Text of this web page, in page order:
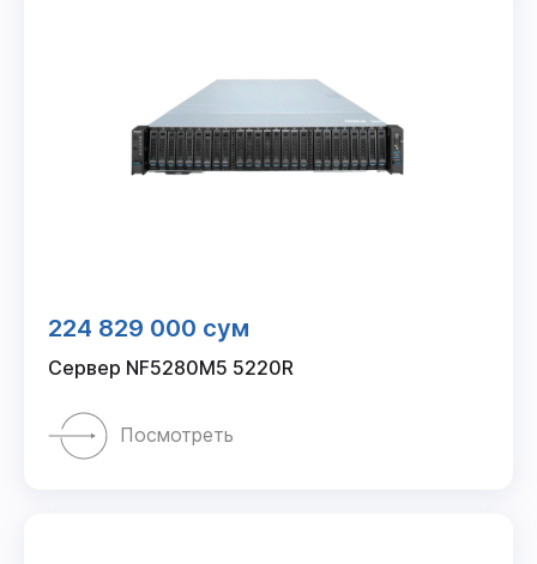
224 829 000 сум
Сервер NF5280M5 5220R
Посмотреть